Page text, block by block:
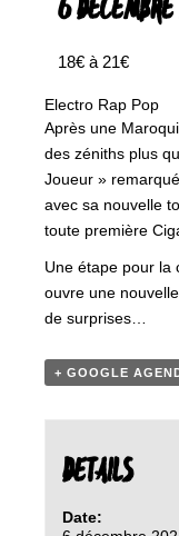
6
18€ à 21€
Electro Rap Pop
Après une
des zéniths plus
Joueur »
avec sa nouvelle
toute première
Une étape pour la
ouvre une
de surprises…
+ GOOGLE
DETAILS
Date: